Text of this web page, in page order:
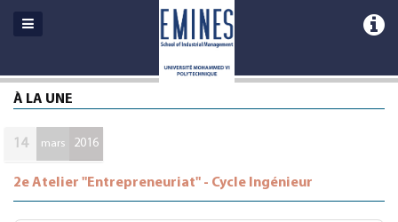
À LA UNE
14 mars 2016
2e Atelier "Entrepreneuriat" - Cycle Ingénieur